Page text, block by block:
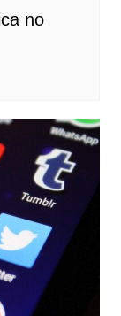
no